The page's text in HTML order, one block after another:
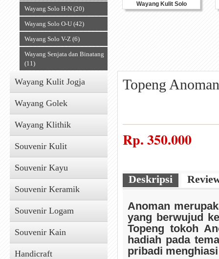
Wayang Solo H-N (20)
Wayang Solo O-U (42)
Wayang Solo V-Z (6)
Wayang Senjata dan Binatang
(11)
Wayang Kulit Jogja
Wayang Golek
Wayang Klithik
Souvenir Kulit
Souvenir Kayu
Souvenir Keramik
Souvenir Logam
Souvenir Kain
Handicraft
Wayang Kulit Solo
Topeng
Rp.350.000
Deskripsi
Anoman
yang berwujud
Topeng tokoh
hadiah pada
pribadi